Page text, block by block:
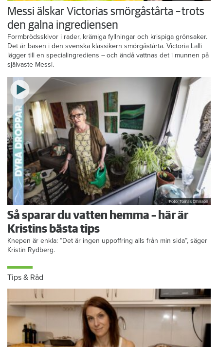
Messi älskar Victorias smörgåstårta – trots
den galna ingrediensen
Formbrödsskivor i rader, krämiga fyllningar och krispiga grönsaker.
Det är basen i den svenska klassikern smörgåstårta. Victoria Lalli
lägger till en specialingrediens – och ändå vattnas det i munnen på
självaste Messi.
Foto: Tomas Ohlsson
Så sparar du vatten hemma – här är
Kristins bästa tips
Knepen är enkla: ”Det är ingen uppoffring alls från min sida”, säger
Kristin Rydberg.
Tips & Råd